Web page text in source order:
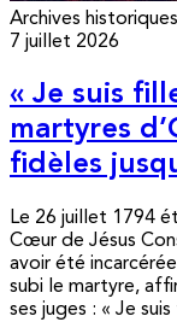
Archives historiques
7 juillet 2026
« Je suis
martyres
fidèles
Le 26 juillet 1794
Cœur de Jésus
avoir été
subi le martyre,
ses juges : « Je